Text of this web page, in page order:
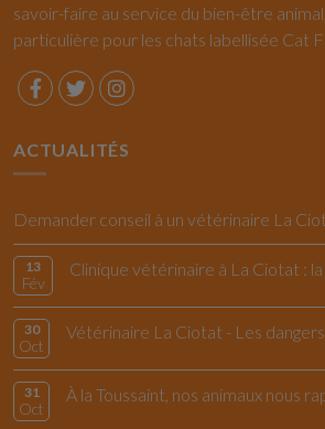
savoir-faire au service du bien-être
particulière pour les chats labellisée Cat
ACTUALITÉS
Demander conseil à un vétérinaire La
13
Fév
Clinique vétérinaire à La Ciotat :
30
Oct
31
Oct